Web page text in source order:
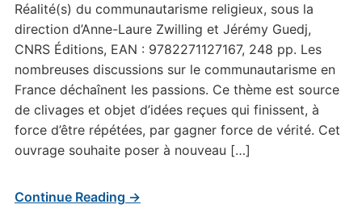
Réalité(s) du communautarisme religieux, sous la
direction d’Anne-Laure Zwilling et Jérémy Guedj,
CNRS Éditions, EAN : 9782271127167, 248 pp. Les
nombreuses discussions sur le communautarisme en
France déchaînent les passions. Ce thème est source
de clivages et objet d’idées reçues qui finissent, à
force d’être répétées, par gagner force de vérité. Cet
ouvrage souhaite poser à nouveau […]
Continue Reading →